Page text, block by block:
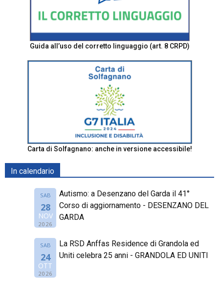
Guida all’uso del corretto linguaggio (art. 8 CRPD)
Carta di Solfagnano: anche in versione accessibile!
In calendario
SAB
28
NOV
2026
Autismo: a Desenzano del Garda il 41°
Corso di aggiornamento - DESENZANO DEL
GARDA
SAB
24
OTT
2026
La RSD Anffas Residence di Grandola ed
Uniti celebra 25 anni - GRANDOLA ED UNITI